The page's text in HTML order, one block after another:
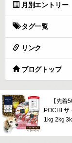
月別エントリー
タグ一覧
リンク
ブログトップ
【先着
POCHI ザ
1kg 2kg